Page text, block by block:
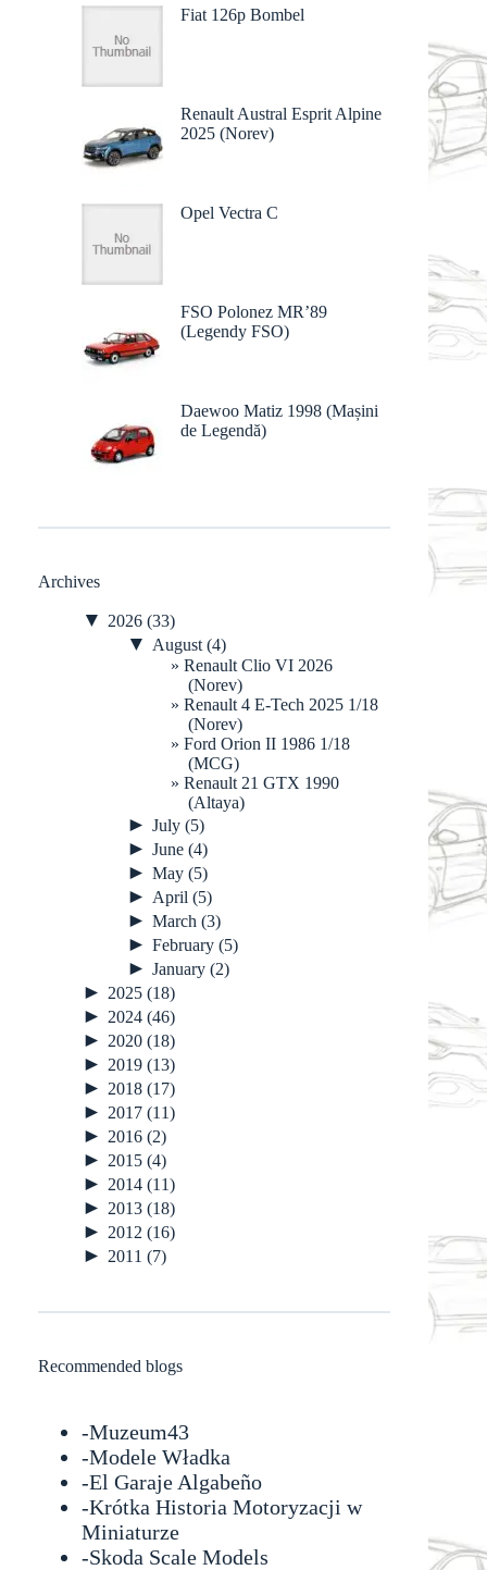
Fiat 126p Bombel
Renault Austral Esprit Alpine
2025 (Norev)
Opel Vectra C
FSO Polonez MR’89
(Legendy FSO)
Daewoo Matiz 1998 (Mașini
de Legendă)
Archives
▼ 2026 (33)
▼ August (4)
Renault Clio VI 2026
(Norev)
Renault 4 E-Tech 2025 1/18
(Norev)
Ford Orion II 1986 1/18
(MCG)
Renault 21 GTX 1990
(Altaya)
► July (5)
► June (4)
► May (5)
► April (5)
► March (3)
► February (5)
► January (2)
► 2025 (18)
► 2024 (46)
► 2020 (18)
► 2019 (13)
► 2018 (17)
► 2017 (11)
► 2016 (2)
► 2015 (4)
► 2014 (11)
► 2013 (18)
► 2012 (16)
► 2011 (7)
Recommended blogs
-Muzeum43
-Modele Władka
-El Garaje Algabeño
-Krótka Historia Motoryzacji w
Miniaturze
-Skoda Scale Models